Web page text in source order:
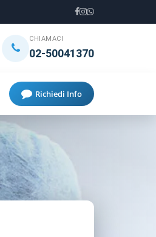
CHIAMACI
02-50041370
Richiedi Info